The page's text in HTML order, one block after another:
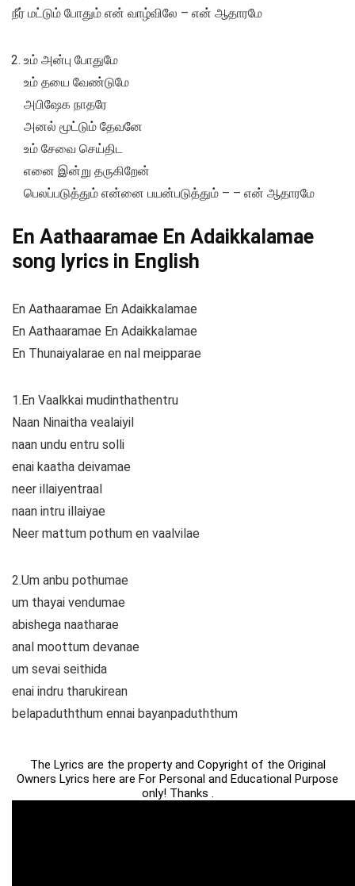
நீர் மட்டும் போதும் என் வாழ்விலே – என் ஆதாரமே
உம் அன்பு போதுமே
உம் தயை வேண்டுமே
அபிஷேக நாதரே
அனல் மூட்டும் தேவனே
உம் சேவை செய்திட
எனை இன்று தருகிறேன்
பெலப்படுத்தும் என்னை பயன்படுத்தும் – – என் ஆதாரமே
En Aathaaramae En Adaikkalamae
song lyrics in English
En Aathaaramae En Adaikkalamae
En Aathaaramae En Adaikkalamae
En Thunaiyalarae en nal meipparae
1.En Vaalkkai mudinthathentru
Naan Ninaitha vealaiyil
naan undu entru solli
enai kaatha deivamae
neer illaiyentraal
naan intru illaiyae
Neer mattum pothum en vaalvilae
2.Um anbu pothumae
um thayai vendumae
abishega naatharae
anal moottum devanae
um sevai seithida
enai indru tharukirean
belapaduththum ennai bayanpaduththum
The Lyrics are the property and Copyright of the Original
Owners Lyrics here are For Personal and Educational Purpose
only! Thanks .